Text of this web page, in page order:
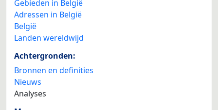
Gebieden in België
Adressen in België
België
Landen wereldwijd
Achtergronden:
Bronnen en definities
Nieuws
Analyses